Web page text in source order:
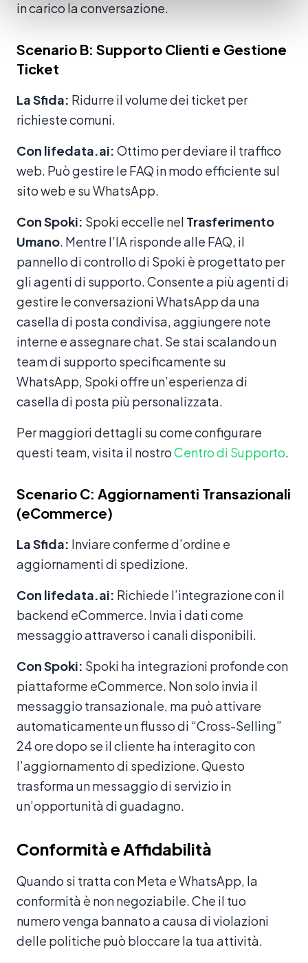
in carico la conversazione.
Scenario B: Supporto Clienti e Gestione
Ticket
La Sfida: Ridurre il volume dei ticket per
richieste comuni.
Con lifedata.ai: Ottimo per deviare il traffico
web. Può gestire le FAQ in modo efficiente sul
sito web e su WhatsApp.
Con Spoki: Spoki eccelle nel Trasferimento
Umano. Mentre l’IA risponde alle FAQ, il
pannello di controllo di Spoki è progettato per
gli agenti di supporto. Consente a più agenti di
gestire le conversazioni WhatsApp da una
casella di posta condivisa, aggiungere note
interne e assegnare chat. Se stai scalando un
team di supporto specificamente su
WhatsApp, Spoki offre un’esperienza di
casella di posta più personalizzata.
Per maggiori dettagli su come configurare
questi team, visita il nostroCentro di Supporto.
Scenario C: Aggiornamenti Transazionali
(eCommerce)
La Sfida: Inviare conferme d’ordine e
aggiornamenti di spedizione.
Con lifedata.ai: Richiede l’integrazione con il
backend eCommerce. Invia i dati come
messaggio attraverso i canali disponibili.
Con Spoki: Spoki ha integrazioni profonde con
piattaforme eCommerce. Non solo invia il
messaggio transazionale, ma può attivare
automaticamente un flusso di “Cross-Selling”
24 ore dopo se il cliente ha interagito con
l’aggiornamento di spedizione. Questo
trasforma un messaggio di servizio in
un’opportunità di guadagno.
Conformità e Affidabilità
Quando si tratta con Meta e WhatsApp, la
conformità è non negoziabile. Che il tuo
numero venga bannato a causa di violazioni
delle politiche può bloccare la tua attività.